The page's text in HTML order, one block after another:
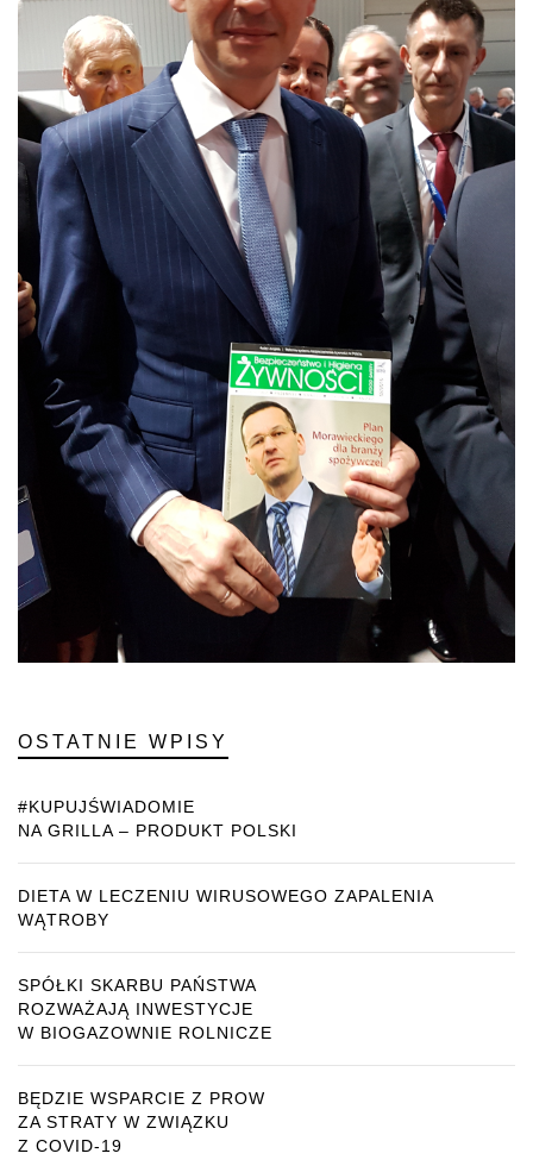
OSTATNIE WPISY
#KUPUJŚWIADOMIE
NA GRILLA – PRODUKT POLSKI
DIETA W LECZENIU WIRUSOWEGO ZAPALENIA
WĄTROBY
SPÓŁKI SKARBU PAŃSTWA
ROZWAŻAJĄ INWESTYCJE
W BIOGAZOWNIE ROLNICZE
BĘDZIE WSPARCIE Z PROW
ZA STRATY W ZWIĄZKU
Z COVID-19